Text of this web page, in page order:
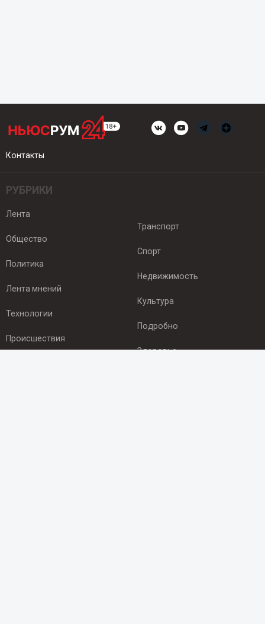
Контакты
РУБРИКИ
Лента
Общество
Политика
Лента мнений
Технологии
Происшествия
Транспорт
Спорт
Недвижимость
Культура
Подробно
Здоровье